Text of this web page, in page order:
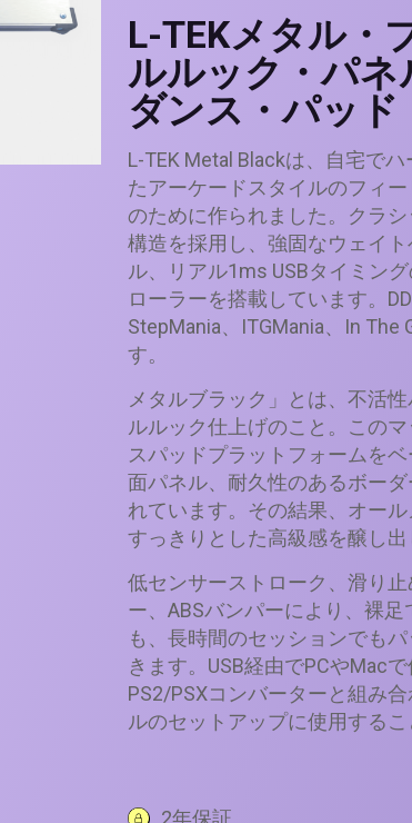
L-TEKメタル・
ルルック・パネ
ダンス・パッド
L-TEK Metal Blackは、自宅で
たアーケードスタイルのフィ
のために作られました。クラ
構造を採用し、強固なウェイ
ル、リアル1ms USBタイミン
ローラーを搭載しています。
StepMania、ITGMania、In The
す。
メタルブラック」とは、不活
ルルック仕上げのこと。この
スパッドプラットフォームを
面パネル、耐久性のあるボー
れています。その結果、オール
すっきりとした高級感を醸し出
低センサーストローク、滑り
ー、ABSバンパーにより、裸
も、長時間のセッションでも
きます。USB経由でPCやMac
PS2/PSXコンバーターと組み
ルのセットアップに使用するこ
2年保証